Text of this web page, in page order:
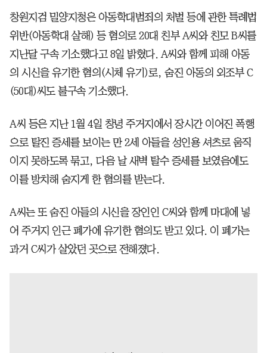
창원지검 밀양지청은 아동학대범죄의 처벌 등에 관한 특례법
위반(아동학대 살해) 등 혐의로 20대 친부 A씨와 친모 B씨를
지난달 구속 기소했다고 8일 밝혔다. A씨와 함께 피해 아동
의 시신을 유기한 혐의(시체 유기)로, 숨진 아동의 외조부 C
(50대)씨도 불구속 기소했다.
A씨 등은 지난 1월 4일 창녕 주거지에서 장시간 이어진 폭행
으로 탈진 증세를 보이는 만 2세 아들을 성인용 셔츠로 움직
이지 못하도록 묶고, 다음 날 새벽 탈수 증세를 보였음에도
이를 방치해 숨지게 한 혐의를 받는다.
A씨는 또 숨진 아들의 시신을 장인인 C씨와 함께 마대에 넣
어 주거지 인근 폐가에 유기한 혐의도 받고 있다. 이 폐가는
과거 C씨가 살았던 곳으로 전해졌다.